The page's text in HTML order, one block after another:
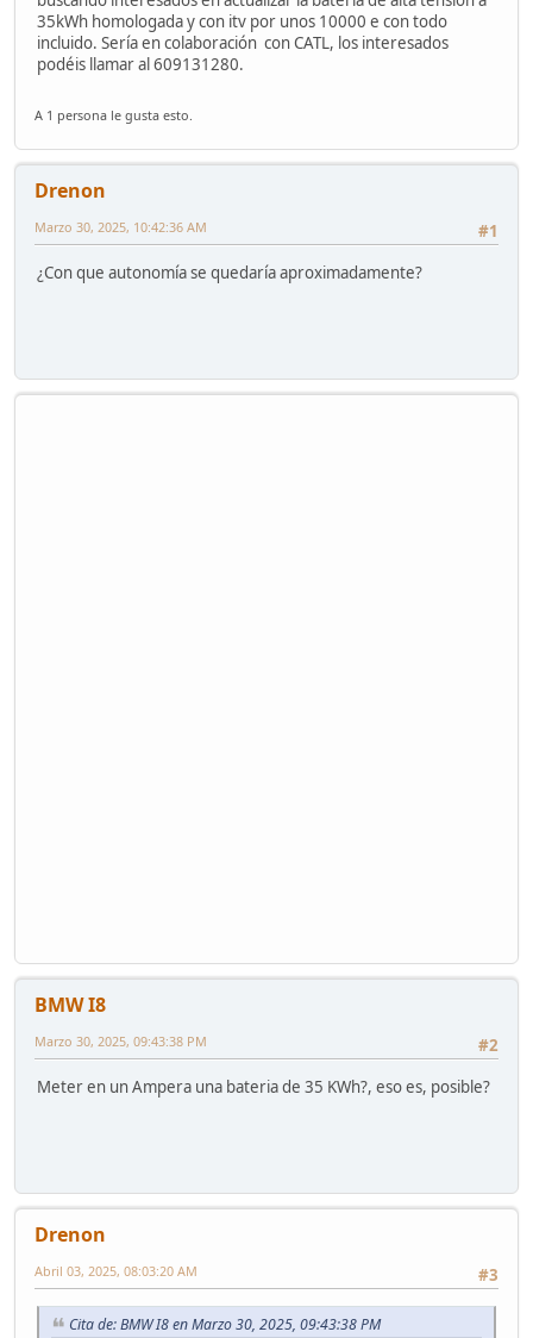
35kWh homologada y con itv por unos 10000 e con todo
incluido. Sería en colaboración con CATL, los interesados
podéis llamar al 609131280.
A 1 persona le gusta esto.
Drenon
#1
Marzo 30, 2025, 10:42:36 AM
¿Con que autonomía se quedaría aproximadamente?
BMW I8
#2
Marzo 30, 2025, 09:43:38 PM
Meter en un Ampera una bateria de 35 KWh?, eso es, posible?
Drenon
#3
Abril 03, 2025, 08:03:20 AM
Cita de: BMW I8 en Marzo 30, 2025, 09:43:38 PM